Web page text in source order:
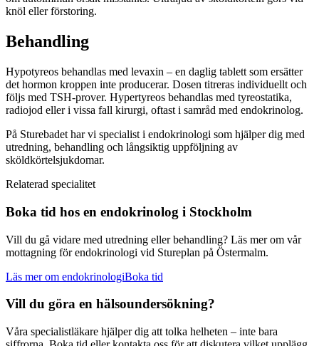
knöl eller förstoring.
Behandling
Hypotyreos behandlas med levaxin – en daglig tablett som ersätter
det hormon kroppen inte producerar. Dosen titreras individuellt och
följs med TSH-prover. Hypertyreos behandlas med tyreostatika,
radiojod eller i vissa fall kirurgi, oftast i samråd med endokrinolog.
På Sturebadet har vi specialist i endokrinologi som hjälper dig med
utredning, behandling och långsiktig uppföljning av
sköldkörtelsjukdomar.
Relaterad specialitet
Boka tid hos en endokrinolog i Stockholm
Vill du gå vidare med utredning eller behandling? Läs mer om vår
mottagning förendokrinologi vid Stureplan på Östermalm.
Läs mer om endokrinologiBoka tid
Vill du göra en hälsoundersökning?
Våra specialistläkare hjälper dig att tolka helheten – inte bara